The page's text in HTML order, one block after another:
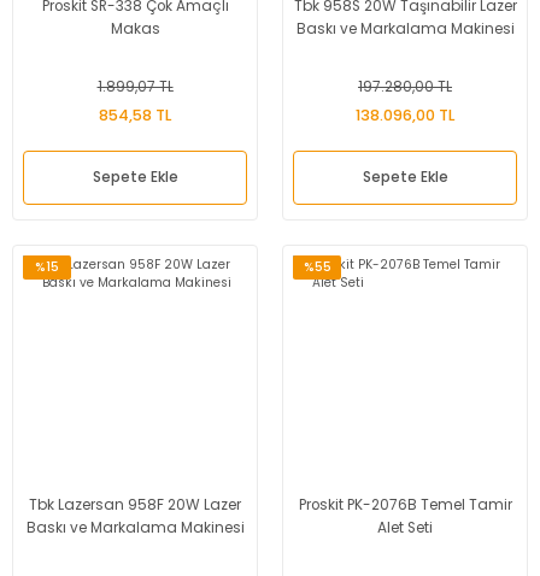
Proskit SR-338 Çok Amaçlı
Makas
1.899,07 TL
854,58 TL
Sepete Ekle
Tbk 958S 20W Taşınabilir Lazer
Baskı ve Markalama Makinesi
197.280,00 TL
138.096,00 TL
Sepete Ekle
%15
Tbk Lazersan 958F 20W Lazer
Baskı ve Markalama Makinesi
%55
Proskit PK-2076B Temel Tamir
Alet Seti